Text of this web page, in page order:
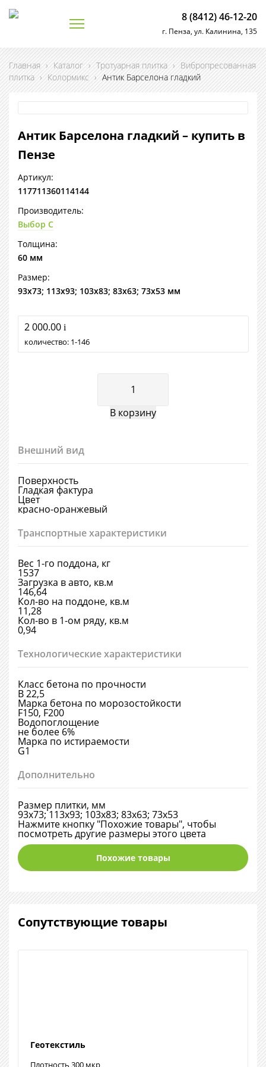
8 (8412) 46-12-20
г. Пенза, ул. Калинина, 135
Главная › Каталог › Тротуарная плитка › Вибропресованная
плитка › Колормикс › Антик Барселона гладкий
Антик Барселона гладкий – купить в
Пензе
Артикул:
117711360114144
Производитель:
Выбор С
Толщина:
60 мм
Размер:
93х73; 113х93; 103х83; 83х63; 73х53 мм
2 000.00 i
количество: 1 146
Внешний вид
Поверхность
Гладкая фактура
Цвет
красно-оранжевый
Транспортные характеристики
Вес 1-го поддона, кг
1537
Загрузка в авто, кв.м
146,64
Кол-во на поддоне, кв.м
11,28
Кол-во в 1-ом ряду, кв.м
0,94
Технологические характеристики
Класс бетона по прочности
В 22,5
Марка бетона по морозостойкости
F150, F200
Водопоглощение
не более 6%
Марка по истираемости
G1
Дополнительно
Размер плитки, мм
93х73; 113х93; 103х83; 83х63; 73х53
Нажмите кнопку "Похожие товары", чтобы
посмотреть другие размеры этого цвета
Похожие товары
Сопутствующие товары
Геотекстиль
Плотность 300 мкр